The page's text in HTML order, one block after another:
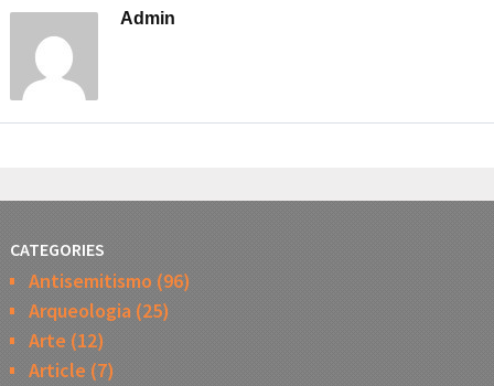
Admin
CATEGORIES
Antisemitismo (96)
Arqueologia(25)
Arte (12)
Article (7)